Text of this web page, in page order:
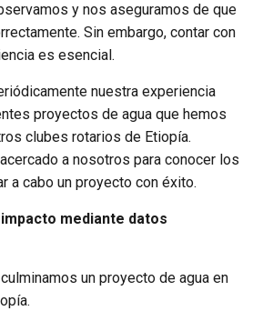
y nos aseguramos de que
Sin embargo, contar con
es esencial.
nuestra experiencia
proyectos de agua que hemos
clubes rotarios de Etiopía.
a nosotros para conocer los
a cabo un proyecto con éxito.
mediante datos
un proyecto de agua en